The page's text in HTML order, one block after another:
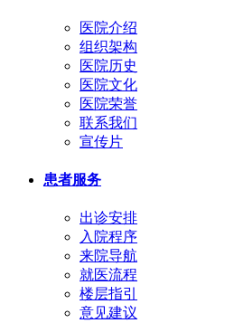
医院介绍
组织架构
医院历史
医院文化
医院荣誉
联系我们
宣传片
患者服务
出诊安排
入院程序
来院导航
就医流程
楼层指引
意见建议